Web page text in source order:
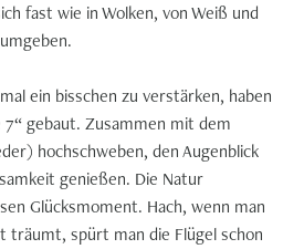
fast wie in Wolken, von Weiß und
ein bisschen zu verstärken, haben
7“ gebaut. Zusammen mit dem
hochschweben, den Augenblick
genießen. Die Natur
Glücksmoment. Hach, wenn man
träumt, spürt man die Flügel schon